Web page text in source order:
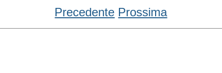
Precedente Prossima